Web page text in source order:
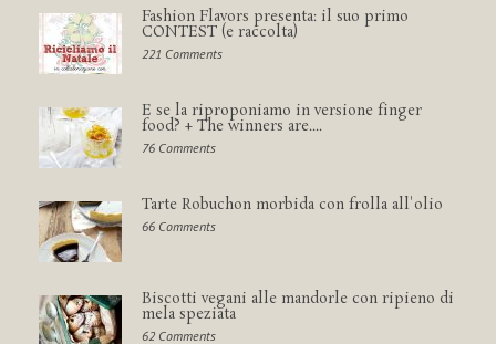
Fashion Flavors presenta: il suo primo
CONTEST (e raccolta)
221 Comments
E se la riproponiamo in versione finger
food? + The winners are....
76 Comments
Tarte Robuchon morbida con frolla all'olio
66 Comments
Biscotti vegani alle mandorle con ripieno di
mela speziata
62 Comments